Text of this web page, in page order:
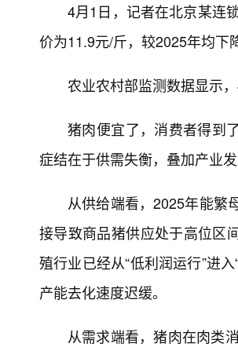
4月1日，记者在北京某连
价为11.9元/斤，较2025年均下
农业农村部监测数据显示
猪肉便宜了，消费者得到
症结在于供需失衡，叠加产业
从供给端看，2025年能繁
接导致商品猪供应处于高位区
殖行业已经从“低利润运行”进
产能去化速度迟缓。
从需求端看，猪肉在肉类